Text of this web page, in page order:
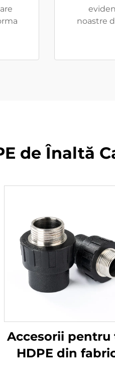
noastre
de Înaltă
Accesorii pentru
HDPE din